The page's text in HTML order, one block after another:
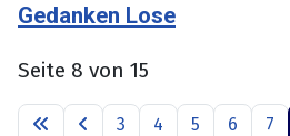
Gedanken Lose
Seite 8 von 15
3 4 5 6 7